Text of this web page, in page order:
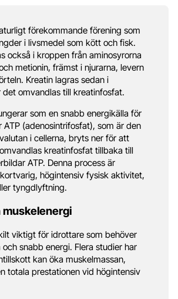
förekommande förening som
i livsmedel som kött och fisk.
också i kroppen från aminosyrorna
metionin, främst i njurarna, levern
Kreatin lagras sedan i
det omvandlas till kreatinfosfat.
som en snabb energikälla för
ATP (adenosintrifosfat), som är den
i cellerna, bryts ner för att
kreatinfosfat tillbaka till
ATP. Denna process är
högintensiv fysisk aktivitet,
tyngdlyftning.
muskelenergi
viktigt för idrottare som behöver
snabb energi. Flera studier har
kan öka muskelmassan,
totala prestationen vid högintensiv